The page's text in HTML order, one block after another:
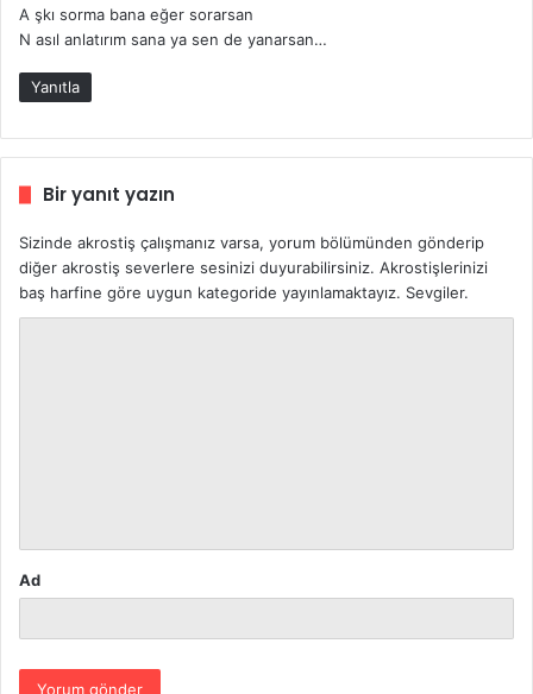
A şkı sorma bana eğer sorarsan
N asıl anlatırım sana ya sen de yanarsan…
Yanıtla
Bir yanıt yazın
Sizinde akrostiş çalışmanız varsa, yorum bölümünden gönderip
diğer akrostiş severlere sesinizi duyurabilirsiniz. Akrostişlerinizi
baş harfine göre uygun kategoride yayınlamaktayız. Sevgiler.
Ad